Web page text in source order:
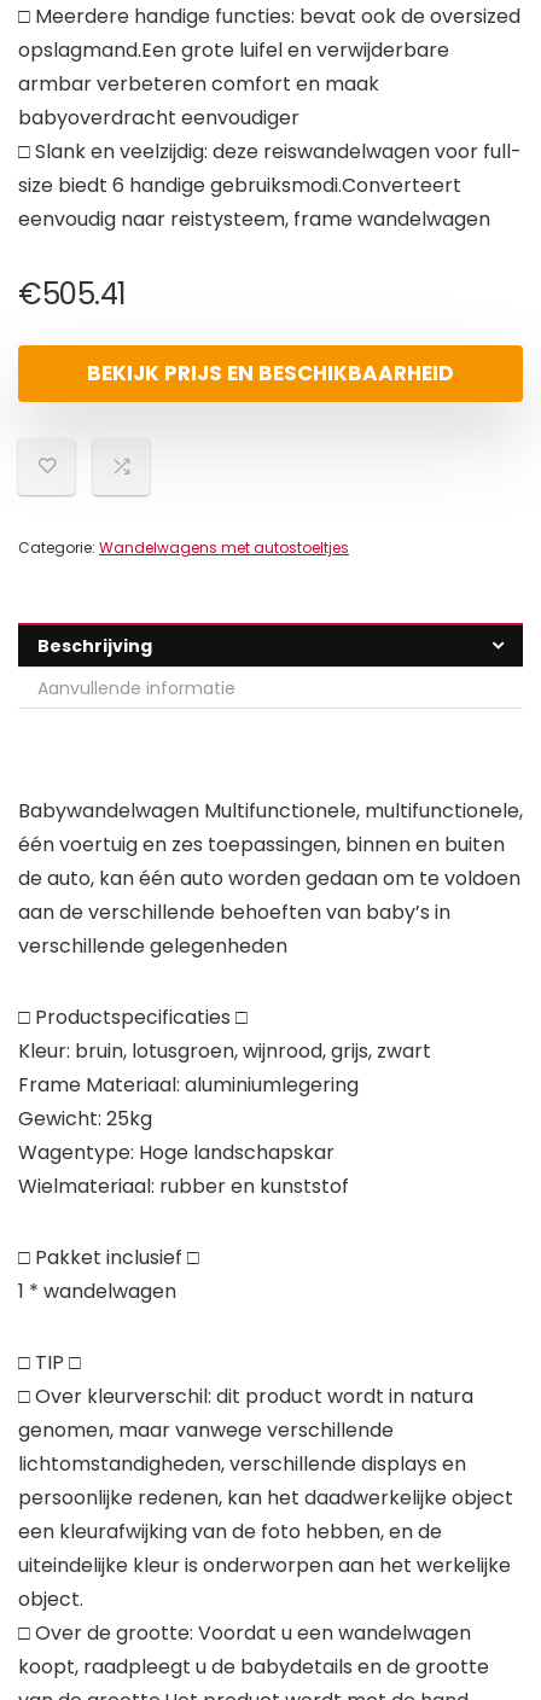
□ Meerdere handige functies: bevat ook de oversized
opslagmand.Een grote luifel en verwijderbare
armbar verbeteren comfort en maak
babyoverdracht eenvoudiger
□ Slank en veelzijdig: deze reiswandelwagen voor full-
size biedt 6 handige gebruiksmodi.Converteert
eenvoudig naar reistysteem, frame wandelwagen
€505.41
BEKIJK PRIJS EN BESCHIKBAARHEID
Categorie: Wandelwagens met autostoeltjes
Beschrijving
Aanvullende informatie
Babywandelwagen Multifunctionele, multifunctionele,
één voertuig en zes toepassingen, binnen en buiten
de auto, kan één auto worden gedaan om te voldoen
aan de verschillende behoeften van baby’s in
verschillende gelegenheden
□ Productspecificaties □
Kleur: bruin, lotusgroen, wijnrood, grijs, zwart
Frame Materiaal: aluminiumlegering
Gewicht: 25kg
Wagentype: Hoge landschapskar
Wielmateriaal: rubber en kunststof
□ Pakket inclusief □
1 * wandelwagen
□ TIP □
□ Over kleurverschil: dit product wordt in natura
genomen, maar vanwege verschillende
lichtomstandigheden, verschillende displays en
persoonlijke redenen, kan het daadwerkelijke object
een kleurafwijking van de foto hebben, en de
uiteindelijke kleur is onderworpen aan het werkelijke
object.
□ Over de grootte: Voordat u een wandelwagen
koopt, raadpleegt u de babydetails en de grootte